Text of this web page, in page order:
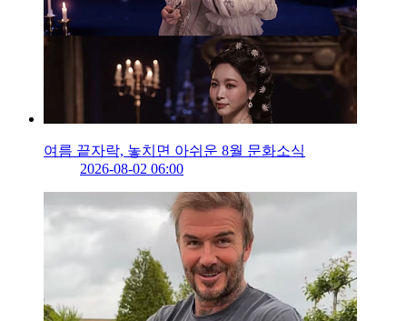
여름 끝자락, 놓치면 아쉬운 8월 문화소식
2026-08-02 06:00